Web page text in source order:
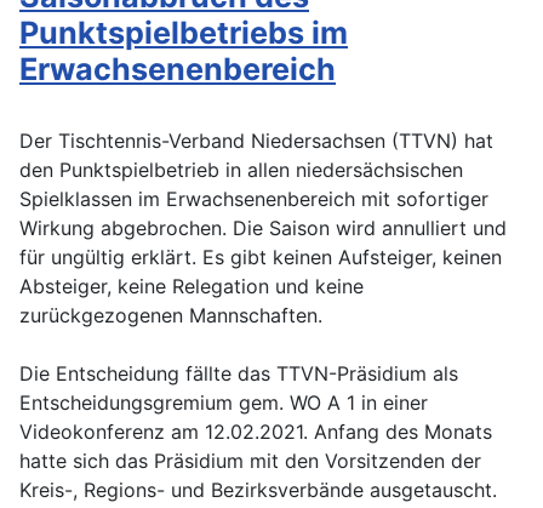
Punktspielbetriebs im
Erwachsenenbereich
Der Tischtennis-Verband Niedersachsen (TTVN) hat
den Punktspielbetrieb in allen niedersächsischen
Spielklassen im Erwachsenenbereich mit sofortiger
Wirkung abgebrochen. Die Saison wird annulliert und
für ungültig erklärt. Es gibt keinen Aufsteiger, keinen
Absteiger, keine Relegation und keine
zurückgezogenen Mannschaften.
Die Entscheidung fällte das TTVN-Präsidium als
Entscheidungsgremium gem. WO A 1 in einer
Videokonferenz am 12.02.2021. Anfang des Monats
hatte sich das Präsidium mit den Vorsitzenden der
Kreis-, Regions- und Bezirksverbände ausgetauscht.